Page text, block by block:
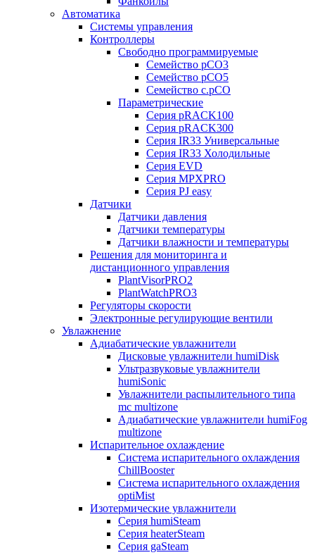
Автоматика
Системы управления
Контроллеры
Свободно программируемые
Семейство pCO3
Семейство pCO5
Семейство c.pCO
Параметрические
Серия pRACK100
Серия pRACK300
Серия IR33 Универсальные
Серия IR33 Холодильные
Серия EVD
Серия MPXPRO
Серия PJ easy
Датчики
Датчики давления
Датчики температуры
Датчики влажности и температуры
Решения для мониторинга и
дистанционного управления
PlantVisorPRO2
PlantWatchPRO3
Регуляторы скорости
Электронные регулирующие вентили
Увлажнение
Адиабатические увлажнители
Дисковые увлажнители humiDisk
Ультразвуковые увлажнители
humiSonic
Увлажнители распылительного типа
mc multizone
Адиабатические увлажнители humiFog
multizone
Испарительное охлаждение
Система испарительного охлаждения
ChillBooster
Система испарительного охлаждения
optiMist
Изотермические увлажнители
Серия humiSteam
Серия heaterSteam
Серия gaSteam